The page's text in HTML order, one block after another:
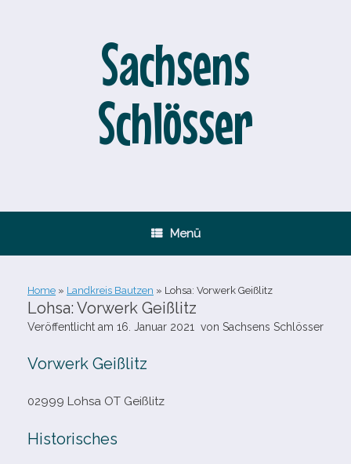
Sachsens
Schlösser
Menü
Home » Landkreis Bautzen » Lohsa: Vorwerk Geißlitz
Lohsa: Vorwerk Geißlitz
Veröffentlicht am 16. Januar 2021 von Sachsens Schlösser
Vorwerk Geißlitz
02999 Lohsa OT Geißlitz
Historisches